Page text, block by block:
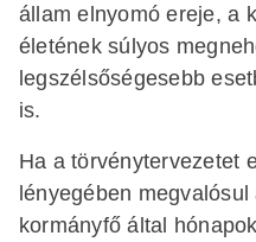
állam elnyomó ereje, a
életének súlyos
legszélsőségesebb
is.
Ha a törvénytervezetet
lényegében
kormányfő által